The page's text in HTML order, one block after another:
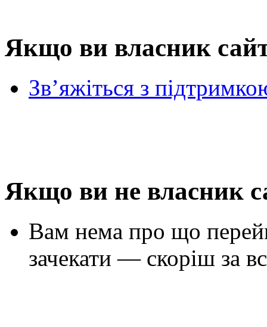
Якщо ви власник
Зв’яжіться з
Якщо ви не власник
Вам нема про що
зачекати — скоріш за